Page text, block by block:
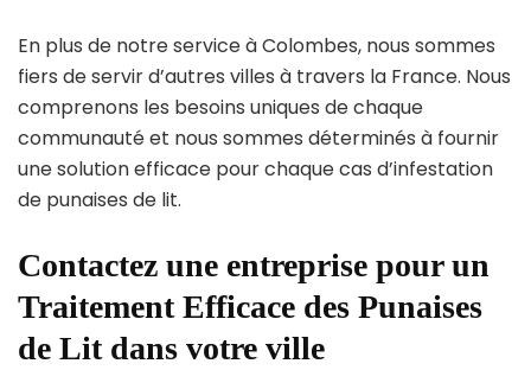
En plus de notre service à Colombes, nous sommes
fiers de servir d’autres villes à travers la France. Nous
comprenons les besoins uniques de chaque
communauté et nous sommes déterminés à fournir
une solution efficace pour chaque cas d’infestation
de punaises de lit.
Contactez une entreprise pour un
Traitement Efficace des Punaises
de Lit dans votre ville